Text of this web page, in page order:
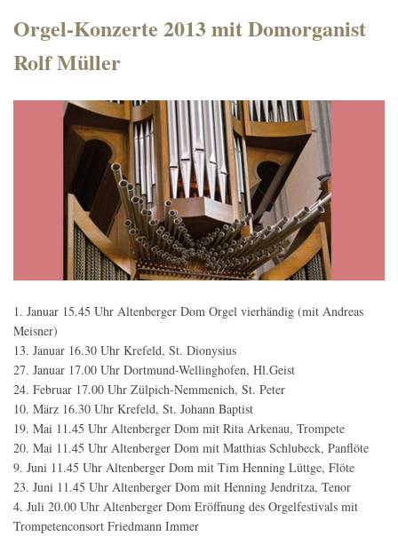
Orgel-Konzerte 2013 mit Domorganist
Rolf Müller
1. Januar 15.45 Uhr Altenberger Dom Orgel vierhändig (mit Andreas
Meisner)
13. Januar 16.30 Uhr Krefeld, St. Dionysius
27. Januar 17.00 Uhr Dortmund-Wellinghofen, Hl.Geist
24. Februar 17.00 Uhr Zülpich-Nemmenich, St. Peter
10. März 16.30 Uhr Krefeld, St. Johann Baptist
19. Mai 11.45 Uhr Altenberger Dom mit Rita Arkenau, Trompete
20. Mai 11.45 Uhr Altenberger Dom mit Matthias Schlubeck, Panflöte
9. Juni 11.45 Uhr Altenberger Dom mit Tim Henning Lüttge, Flöte
23. Juni 11.45 Uhr Altenberger Dom mit Henning Jendritza, Tenor
4. Juli 20.00 Uhr Altenberger Dom Eröffnung des Orgelfestivals mit
Trompetenconsort Friedmann Immer